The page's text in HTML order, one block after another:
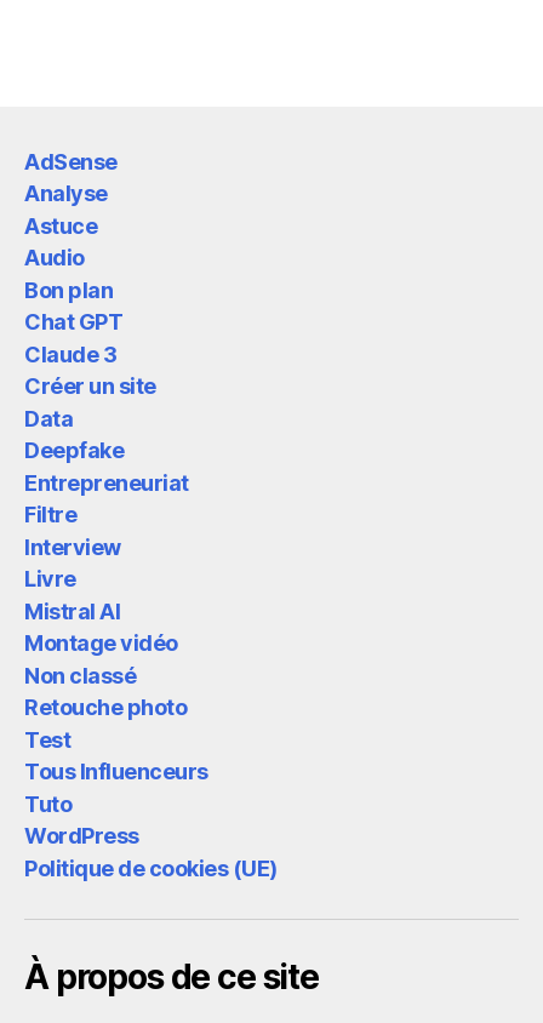
AdSense
Analyse
Astuce
Audio
Bon plan
Chat GPT
Claude 3
Créer un site
Data
Deepfake
Entrepreneuriat
Filtre
Interview
Livre
Mistral AI
Montage vidéo
Non classé
Retouche photo
Test
Tous Influenceurs
Tuto
WordPress
Politique de cookies (UE)
À propos de ce site